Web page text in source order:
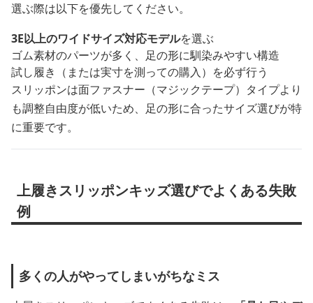
選ぶ際は以下を優先してください。
3E以上のワイドサイズ対応モデルを選ぶ
ゴム素材のパーツが多く、足の形に馴染みやすい構造
試し履き（または実寸を測っての購入）を必ず行う
スリッポンは面ファスナー（マジックテープ）タイプより
も調整自由度が低いため、足の形に合ったサイズ選びが特
に重要です。
上履きスリッポンキッズ選びでよくある失敗
例
多くの人がやってしまいがちなミス